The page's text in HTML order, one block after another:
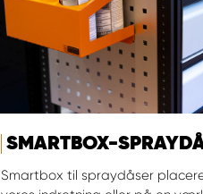
SMARTBOX-
Smartbox til spraydåser